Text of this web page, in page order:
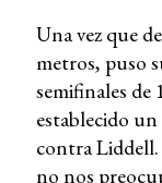
Una vez que
metros, puso
semifinales
establecido
contra
no nos